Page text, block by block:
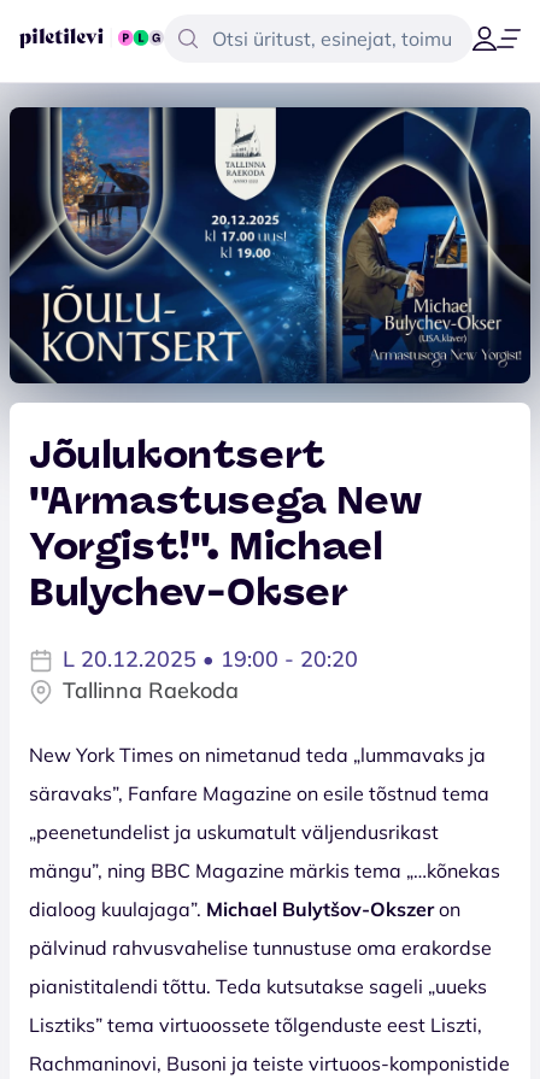
Jõulukontsert
''Armastusega New
Yorgist!''. Michael
Bulychev-Okser
L 20.12.2025 • 19:00 - 20:20
Tallinna Raekoda
New York Times on nimetanud teda „lummavaks ja
säravaks”, Fanfare Magazine on esile tõstnud tema
„peenetundelist ja uskumatult väljendusrikast
mängu”, ning BBC Magazine märkis tema „…kõnekas
dialoog kuulajaga”. Michael Bulytšov-Okszeron
pälvinud rahvusvahelise tunnustuse oma erakordse
pianistitalendi tõttu. Teda kutsutakse sageli „uueks
Lisztiks” tema virtuoossete tõlgenduste eest Liszti,
Rachmaninovi, Busoni ja teiste virtuoos-komponistide